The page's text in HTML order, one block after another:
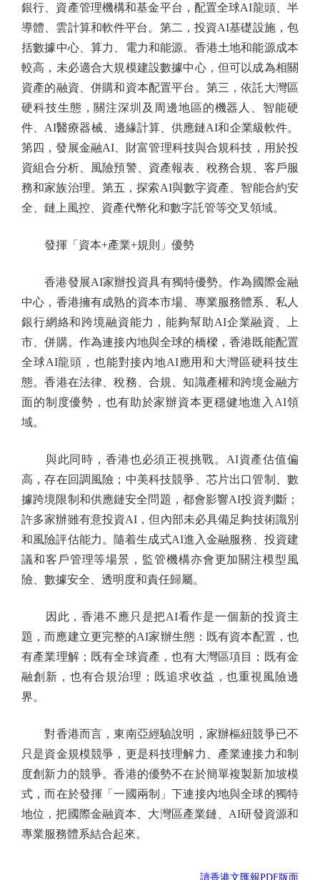
銀行、資產管理機構和基金平台，配置全球AI龍頭、半
導體、雲計算和軟件平台。第二，投資AI基礎設施，包
括數據中心、算力、電力和能源。香港土地和能源成本
較高，未必適合大規模建設數據中心，但可以成為相關
資產的融資、併購和資本配置平台。第三，依託大灣區
硬科技生態，關注深圳及周邊地區的機器人、智能硬
件、AI醫療器械、邊緣計算、供應鏈AI和企業級軟件。
第四，發展金融AI、財富管理科技與合規科技，用於投
資組合分析、風險預警、資產報表、稅務合規、客戶服
務和家族治理。第五，探索AI與數字資產、智能合約安
全、鏈上風控、資產代幣化和數字託管等交叉領域。
發揮「資本+產業+規則」優勢
香港發展AI家辦投資具有獨特優勢。作為國際金融
中心，香港擁有成熟的資本市場、專業服務體系、私人
銀行網絡和跨境融資能力，能夠幫助AI企業融資、上
市、併購。作為連接內地與全球的橋樑，香港既能配置
全球AI龍頭，也能對接內地AI應用和大灣區硬科技生
態。香港在法律、稅務、合規、知識產權和跨境金融方
面的制度優勢，也有助於家辦資本更穩健地進入AI領
域。
與此同時，香港也必須正視挑戰。AI資產估值偏
高，存在回調風險；中美科技競爭、芯片出口管制、數
據跨境限制和供應鏈安全問題，都會影響AI投資判斷；
許多家辦雖有意投資AI，但內部未必具備足夠技術識別
和風險評估能力。隨着生成式AI進入金融服務、投資建
議和客戶管理等場景，監管機構亦會更加關注模型風
險、數據安全、透明度和責任歸屬。
因此，香港不應只是把AI看作是一個新的投資主
題，而應建立更完整的AI家辦生態：既有資本配置，也
有產業理解；既有全球資產，也有大灣區項目；既有金
融創新，也有合規治理；既追求收益，也重視風險邊
界。
對香港而言，東南亞經驗說明，家辦樞紐競爭已不
只是資金規模競爭，更是科技理解力、產業連接力和制
度創新力的競爭。香港的優勢不在於簡單複製新加坡模
式，而在於發揮「一國兩制」下連接內地與全球的獨特
地位，把國際金融資本、大灣區產業鏈、AI研發資源和
專業服務體系結合起來。
讀香港文匯報PDF版面